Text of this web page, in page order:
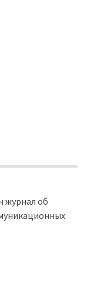
журнал об